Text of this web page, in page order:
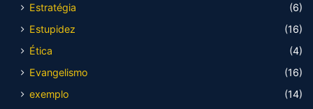
Estratégia
(6)
Estupidez
(16)
Ética
(4)
Evangelismo
(16)
exemplo
(14)